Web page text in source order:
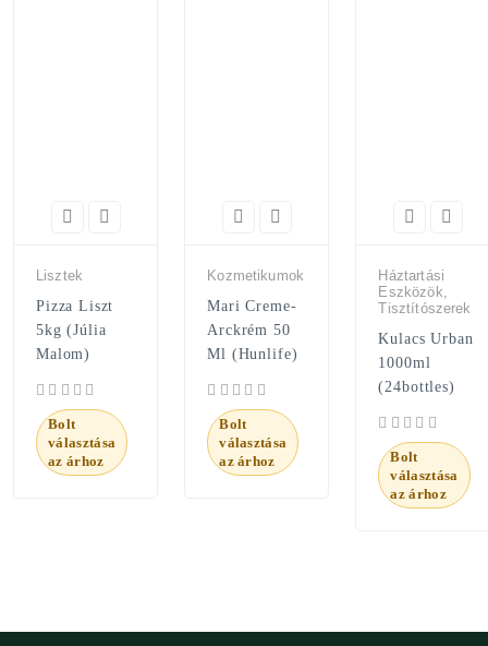
Lisztek
Pizza Liszt
5kg (Júlia
Malom)
Bolt
választása
az árhoz
Kozmetikumok
Mari Creme-
Arckrém 50
Ml (Hunlife)
Bolt
választása
az árhoz
Háztartási
Eszközök,
Tisztítószerek
Kulacs Urban
1000ml
(24bottles)
Bolt
választása
az árhoz